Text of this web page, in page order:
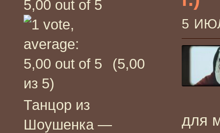
(5,00
из 5)
Танцор из
Шоушенка —
5
для